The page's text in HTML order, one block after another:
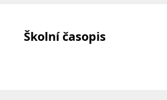
Školní časopis